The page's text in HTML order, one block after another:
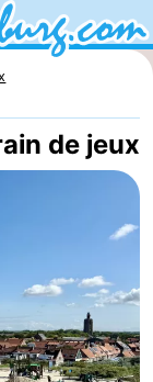
de jeux